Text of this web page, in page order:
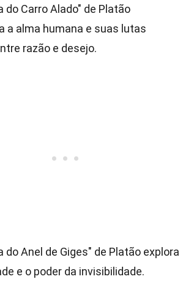
do Carro Alado" de Platão
a alma humana e suas lutas
razão e desejo.
do Anel de Giges" de Platão explora
e o poder da invisibilidade.